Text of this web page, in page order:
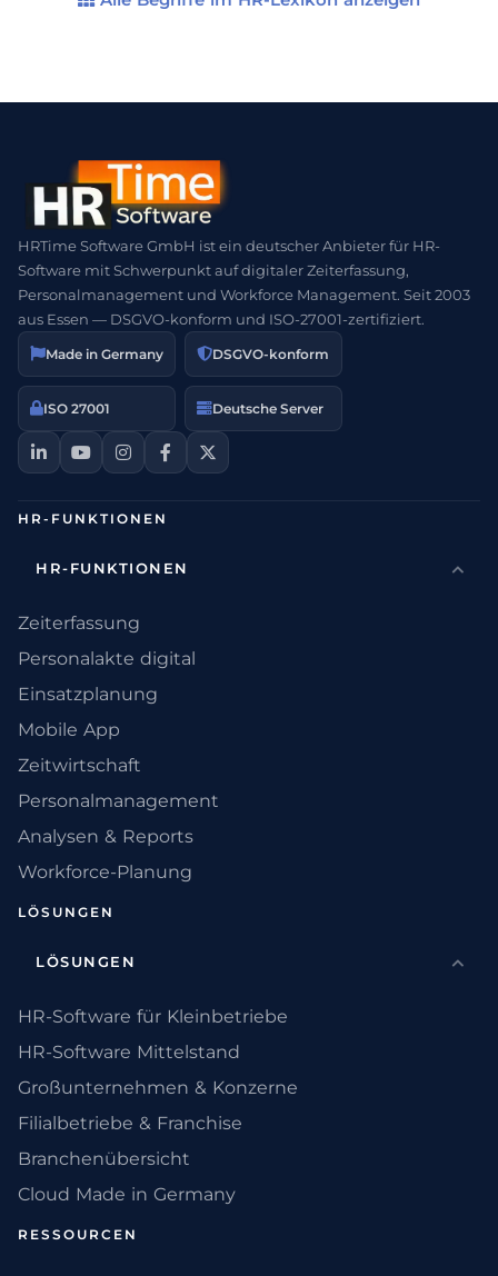
HRTime Software GmbH ist ein deutscher Anbieter für HR-
Software mit Schwerpunkt auf digitaler Zeiterfassung,
Personalmanagement und Workforce Management. Seit 2003
aus Essen — DSGVO-konform und ISO-27001-zertifiziert.
Made in Germany DSGVO-konform
ISO 27001 Deutsche Server
HR-FUNKTIONEN
HR-FUNKTIONEN
Zeiterfassung
Personalakte digital
Einsatzplanung
Mobile App
Zeitwirtschaft
Personalmanagement
Analysen & Reports
Workforce-Planung
LÖSUNGEN
LÖSUNGEN
HR-Software für Kleinbetriebe
HR-Software Mittelstand
Großunternehmen & Konzerne
Filialbetriebe & Franchise
Branchenübersicht
Cloud Made in Germany
RESSOURCEN